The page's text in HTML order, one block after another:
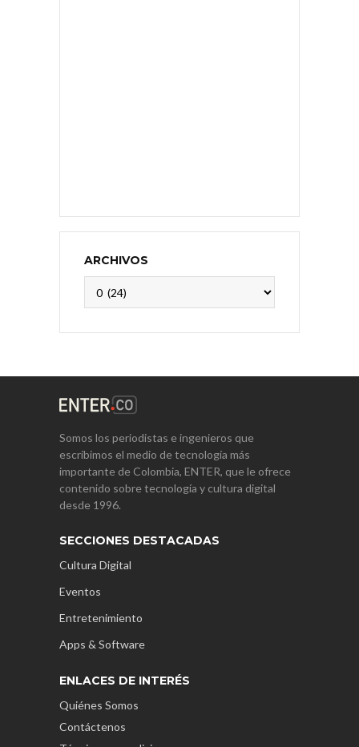
ARCHIVOS
Somos los periodistas e ingenieros que
escribimos el medio de tecnología más
importante de Colombia, ENTER, que le ofrece
contenido sobre tecnología y cultura digital
desde 1996.
SECCIONES DESTACADAS
Cultura Digital
Eventos
Entretenimiento
Apps & Software
ENLACES DE INTERÉS
Quiénes Somos
Contáctenos